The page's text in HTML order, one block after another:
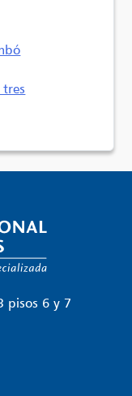
tres
pisos 6 y 7